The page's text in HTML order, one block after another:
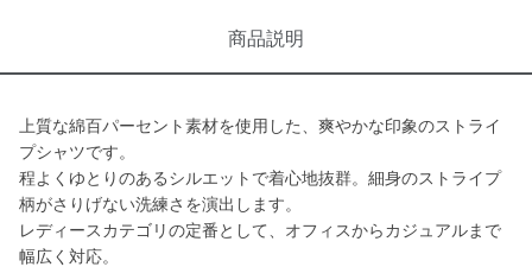
商品説明
上質な綿百パーセント素材を使用した、爽やかな印象のストライ
プシャツです。
程よくゆとりのあるシルエットで着心地抜群。細身のストライプ
柄がさりげない洗練さを演出します。
レディースカテゴリの定番として、オフィスからカジュアルまで
幅広く対応。